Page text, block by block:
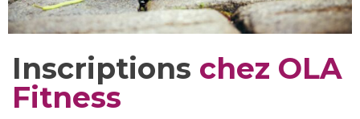
Inscriptions chez OLA
Fitness